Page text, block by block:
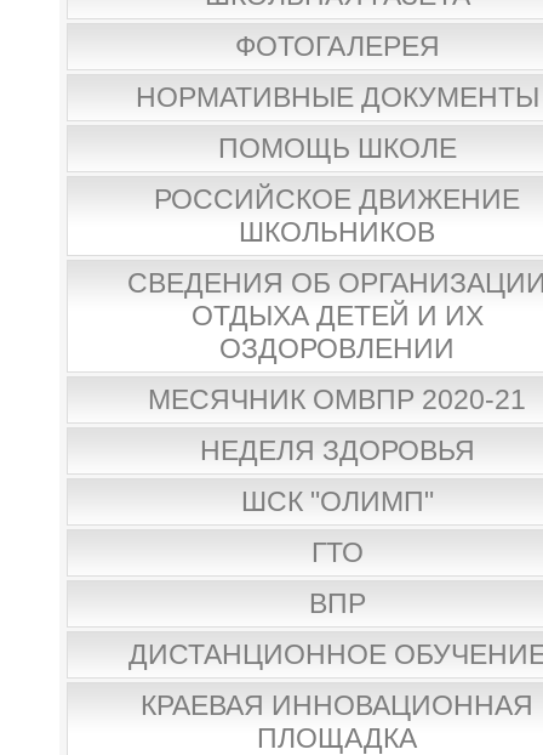
ФОТОГАЛЕРЕЯ
НОРМАТИВНЫЕ ДОКУМЕНТЫ
ПОМОЩЬ ШКОЛЕ
РОССИЙСКОЕ ДВИЖЕНИЕ
ШКОЛЬНИКОВ
СВЕДЕНИЯ ОБ
ОТДЫХА ДЕТЕЙ И ИХ
ОЗДОРОВЛЕНИИ
МЕСЯЧНИК ОМВПР 2020-21
НЕДЕЛЯ ЗДОРОВЬЯ
ШСК "ОЛИМП"
ГТО
ВПР
ДИСТАНЦИОННОЕ
КРАЕВАЯ ИННОВАЦИОННАЯ
ПЛОЩАДКА